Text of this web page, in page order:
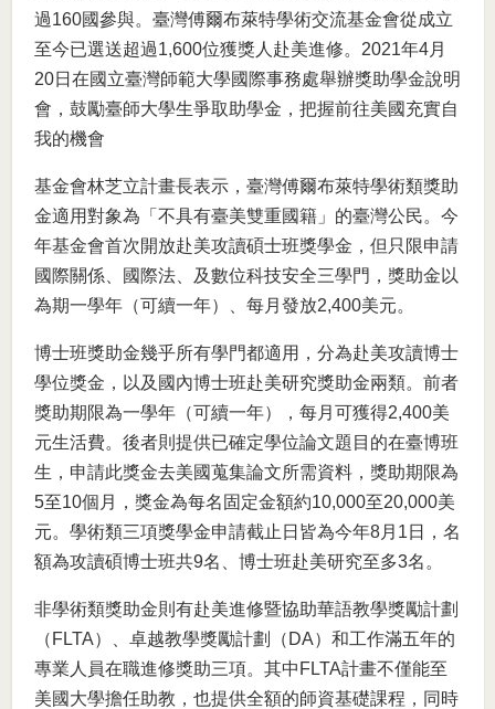
過160國參與。臺灣傅爾布萊特學術交流基金會從成立
至今已選送超過1,600位獲獎人赴美進修。2021年4月
20日在國立臺灣師範大學國際事務處舉辦獎助學金說明
會，鼓勵臺師大學生爭取助學金，把握前往美國充實自
我的機會
基金會林芝立計畫長表示，臺灣傅爾布萊特學術類獎助
金適用對象為「不具有臺美雙重國籍」的臺灣公民。今
年基金會首次開放赴美攻讀碩士班獎學金，但只限申請
國際關係、國際法、及數位科技安全三學門，獎助金以
為期一學年（可續一年）、每月發放2,400美元。
博士班獎助金幾乎所有學門都適用，分為赴美攻讀博士
學位獎金，以及國內博士班赴美研究獎助金兩類。前者
獎助期限為一學年（可續一年），每月可獲得2,400美
元生活費。後者則提供已確定學位論文題目的在臺博班
生，申請此獎金去美國蒐集論文所需資料，獎助期限為
5至10個月，獎金為每名固定金額約10,000至20,000美
元。學術類三項獎學金申請截止日皆為今年8月1日，名
額為攻讀碩博士班共9名、博士班赴美研究至多3名。
非學術類獎助金則有赴美進修暨協助華語教學獎勵計劃
（FLTA）、卓越教學獎勵計劃（DA）和工作滿五年的
專業人員在職進修獎助三項。其中FLTA計畫不僅能至
美國大學擔任助教，也提供全額的師資基礎課程，同時